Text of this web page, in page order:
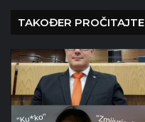
TAKOĐER PROČITAJTE